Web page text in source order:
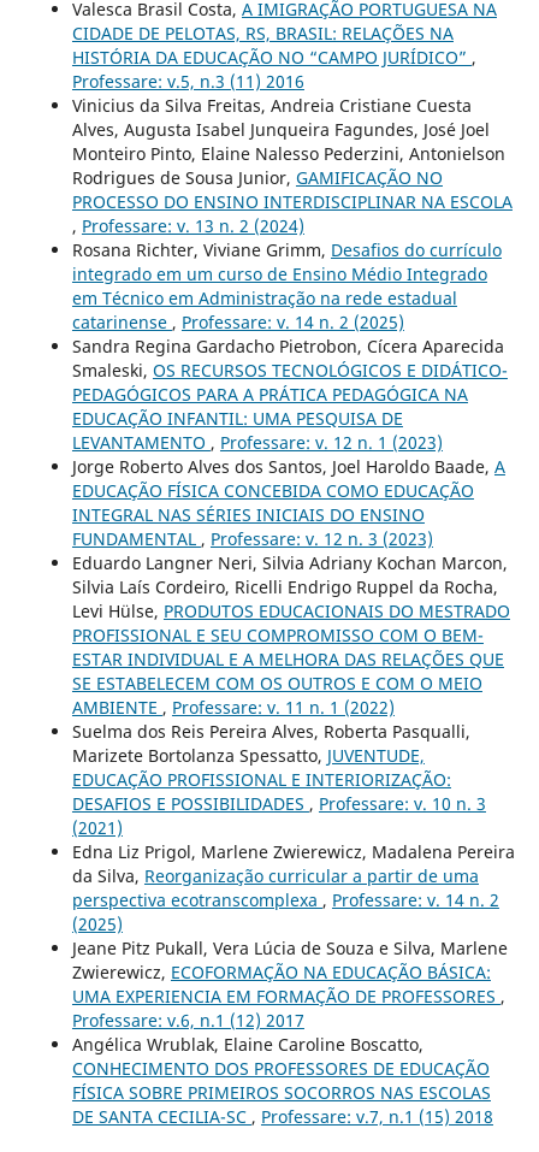
Valesca Brasil Costa, A IMIGRAÇÃO PORTUGUESA NA
CIDADE DE PELOTAS, RS, BRASIL: RELAÇÕES NA
HISTÓRIA DA EDUCAÇÃO NO “CAMPO JURÍDICO” ,
Professare: v.5, n.3 (11) 2016
Vinicius da Silva Freitas, Andreia Cristiane Cuesta
Alves, Augusta Isabel Junqueira Fagundes, José Joel
Monteiro Pinto, Elaine Nalesso Pederzini, Antonielson
Rodrigues de Sousa Junior, GAMIFICAÇÃO NO
PROCESSO DO ENSINO INTERDISCIPLINAR NA ESCOLA
, Professare: v. 13 n. 2 (2024)
Rosana Richter, Viviane Grimm, Desafios do currículo
integrado em um curso de Ensino Médio Integrado
em Técnico em Administração na rede estadual
catarinense , Professare: v. 14 n. 2 (2025)
Sandra Regina Gardacho Pietrobon, Cícera Aparecida
Smaleski, OS RECURSOS TECNOLÓGICOS E DIDÁTICO-
PEDAGÓGICOS PARA A PRÁTICA PEDAGÓGICA NA
EDUCAÇÃO INFANTIL: UMA PESQUISA DE
LEVANTAMENTO , Professare: v. 12 n. 1 (2023)
Jorge Roberto Alves dos Santos, Joel Haroldo Baade, A
EDUCAÇÃO FÍSICA CONCEBIDA COMO EDUCAÇÃO
INTEGRAL NAS SÉRIES INICIAIS DO ENSINO
FUNDAMENTAL , Professare: v. 12 n. 3 (2023)
Eduardo Langner Neri, Silvia Adriany Kochan Marcon,
Silvia Laís Cordeiro, Ricelli Endrigo Ruppel da Rocha,
Levi Hülse, PRODUTOS EDUCACIONAIS DO MESTRADO
PROFISSIONAL E SEU COMPROMISSO COM O BEM-
ESTAR INDIVIDUAL E A MELHORA DAS RELAÇÕES QUE
SE ESTABELECEM COM OS OUTROS E COM O MEIO
AMBIENTE , Professare: v. 11 n. 1 (2022)
Suelma dos Reis Pereira Alves, Roberta Pasqualli,
Marizete Bortolanza Spessatto, JUVENTUDE,
EDUCAÇÃO PROFISSIONAL E INTERIORIZAÇÃO:
DESAFIOS E POSSIBILIDADES , Professare: v. 10 n. 3
(2021)
Edna Liz Prigol, Marlene Zwierewicz, Madalena Pereira
da Silva, Reorganização curricular a partir de uma
perspectiva ecotranscomplexa , Professare: v. 14 n. 2
(2025)
Jeane Pitz Pukall, Vera Lúcia de Souza e Silva, Marlene
Zwierewicz, ECOFORMAÇÃO NA EDUCAÇÃO BÁSICA:
UMA EXPERIENCIA EM FORMAÇÃO DE PROFESSORES ,
Professare: v.6, n.1 (12) 2017
Angélica Wrublak, Elaine Caroline Boscatto,
CONHECIMENTO DOS PROFESSORES DE EDUCAÇÃO
FÍSICA SOBRE PRIMEIROS SOCORROS NAS ESCOLAS
DE SANTA CECILIA-SC , Professare: v.7, n.1 (15) 2018